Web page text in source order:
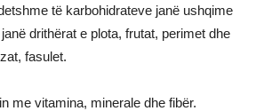
të karbohidrateve janë ushqime
drithërat e plota, frutat, perimet dhe
fasulet.
me vitamina, minerale dhe fibër.